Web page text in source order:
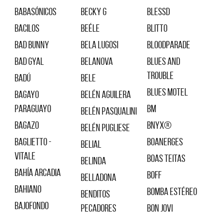
Babasónicos
Bacilos
Bad Bunny
Bad Gyal
Badú
Bagayo
Paraguayo
Bagazo
Baglietto -
Vitale
Bahía Arcadia
Bahiano
Bajofondo
Becky G
Beéle
Bela Lugosi
Belanova
Bele
Belén Aguilera
Belén Pasqualini
Belén Pugliese
Belial
Belinda
Belladona
Benditos
Pecadores
BLESSD
Blitto
Bloodparade
Blues And
Trouble
Blues Motel
BM
BNYX®️
Boanerges
Boas Teitas
Boff
Bomba Estéreo
Bon Jovi